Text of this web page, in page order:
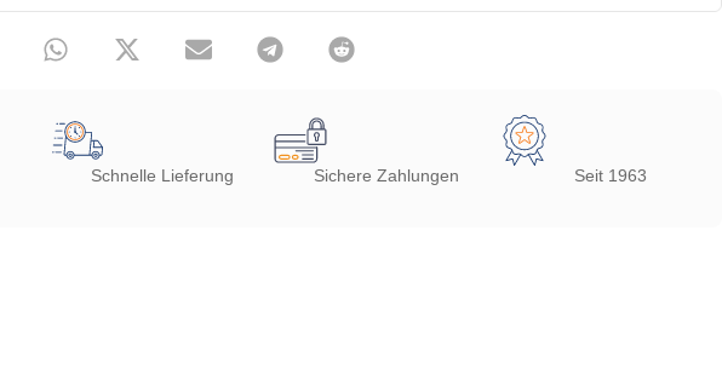
Schnelle Lieferung Sichere Zahlungen Seit 1963